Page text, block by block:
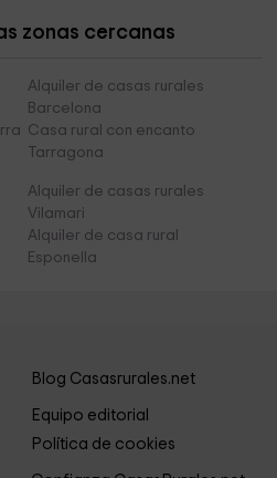
zonas cercanas
Alquiler de casas rurales
Barcelona
Casa rural con encanto
Tarragona
Alquiler de casas rurales
Vilamari
Alquiler de casa rural
Esponella
Blog Casasrurales.net
Equipo editorial
Política de cookies